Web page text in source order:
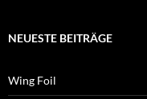
NEUESTE BEITRÄGE
Wing Foil